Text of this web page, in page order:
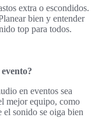
extra o escondidos.
bien y entender
top para todos.
en eventos sea
mejor equipo, como
el sonido se oiga bien